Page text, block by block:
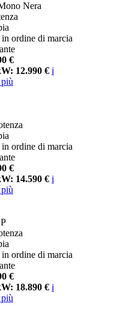
Nera
in ordine di marcia
€
12.990 € i
in ordine di marcia
€
14.590 € i
in ordine di marcia
€
18.890 € i